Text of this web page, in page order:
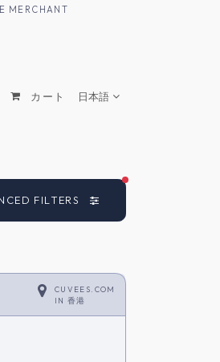
MERCHANT
カート 日本語
FILTERS
FILTERS ACTIVE
CUVEES.COM
IN香港